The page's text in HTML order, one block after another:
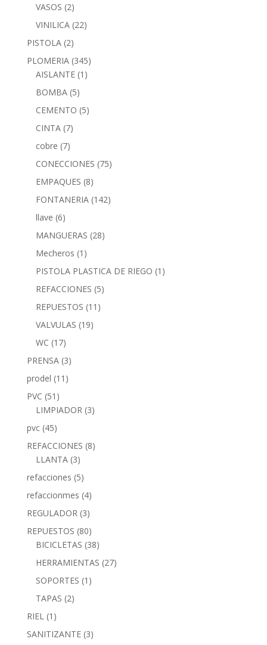
VASOS (2)
VINILICA (22)
PISTOLA (2)
PLOMERIA (345)
AISLANTE (1)
BOMBA (5)
CEMENTO (5)
CINTA (7)
cobre (7)
CONECCIONES (75)
EMPAQUES (8)
FONTANERIA (142)
llave (6)
MANGUERAS (28)
Mecheros (1)
PISTOLA PLASTICA DE RIEGO (1)
REFACCIONES (5)
REPUESTOS (11)
VALVULAS (19)
WC (17)
PRENSA (3)
prodel (11)
PVC (51)
LIMPIADOR (3)
pvc (45)
REFACCIONES (8)
LLANTA (3)
refacciones (5)
refaccionmes (4)
REGULADOR (3)
REPUESTOS (80)
BICICLETAS (38)
HERRAMIENTAS (27)
SOPORTES (1)
TAPAS (2)
RIEL (1)
SANITIZANTE (3)